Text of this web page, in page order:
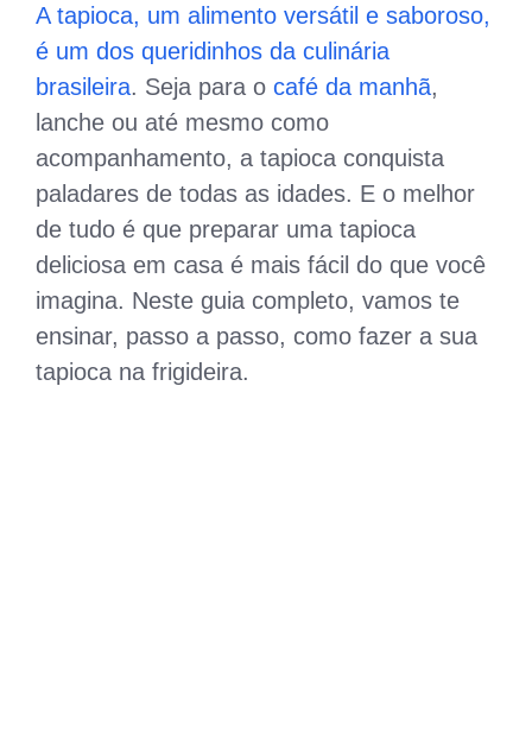
A tapioca, um alimento versátil e saboroso,
é um dos queridinhos da culinária
brasileira. Seja para o café da manhã,
lanche ou até mesmo como
acompanhamento, a tapioca conquista
paladares de todas as idades. E o melhor
de tudo é que preparar uma tapioca
deliciosa em casa é mais fácil do que você
imagina. Neste guia completo, vamos te
ensinar, passo a passo, como fazer a sua
tapioca na frigideira.